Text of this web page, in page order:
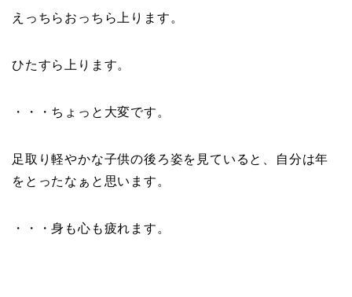
えっちらおっちら上ります。
ひたすら上ります。
・・・ちょっと大変です。
足取り軽やかな子供の後ろ姿を見ていると、自分は年
をとったなぁと思います。
・・・身も心も疲れます。